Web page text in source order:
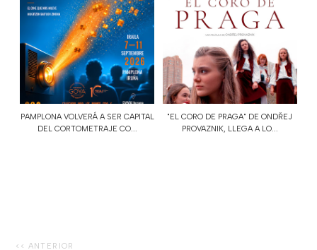
PAMPLONA VOLVERÁ A SER CAPITAL
DEL CORTOMETRAJE CO...
"EL CORO DE PRAGA" DE ONDŘEJ
PROVAZNIK, LLEGA A LO...